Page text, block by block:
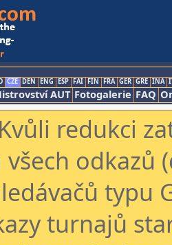
CZE DEN ENG ESP FAI FIN FRA GER GRE INA
AUT Fotogalerie FAQ
redukci
odkazů
typu
turnajů